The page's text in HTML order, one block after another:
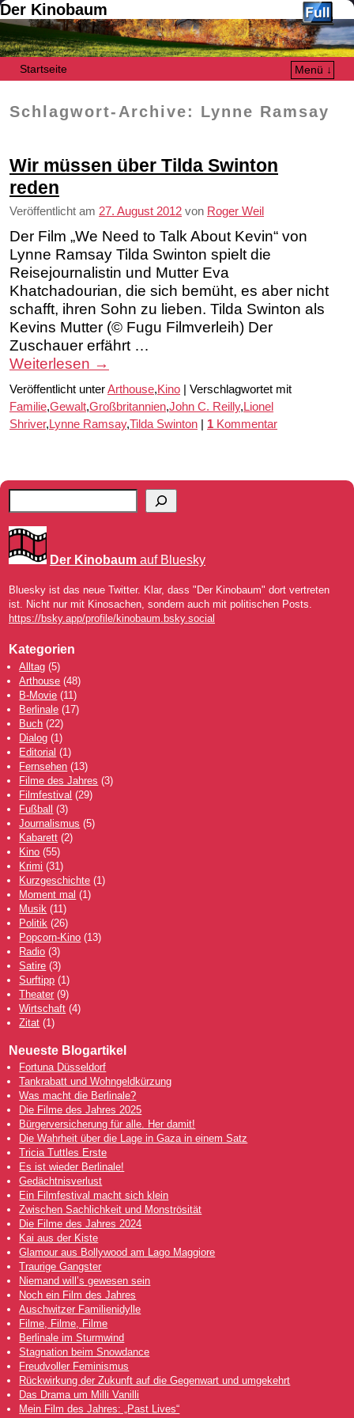
Der Kinobaum
Startseite
Menü ↓
Schlagwort-Archive: Lynne Ramsay
Wir müssen über Tilda Swinton
reden
Veröffentlicht am 27. August 2012 von Roger Weil
Der Film „We Need to Talk About Kevin“ von
Lynne Ramsay Tilda Swinton spielt die
Reisejournalistin und Mutter Eva
Khatchadourian, die sich bemüht, es aber nicht
schafft, ihren Sohn zu lieben. Tilda Swinton als
Kevins Mutter (© Fugu Filmverleih) Der
Zuschauer erfährt …
Weiterlesen →
Veröffentlicht unterArthouse,Kino
Verschlagwortet mit
Familie,Gewalt,Großbritannien,John C. Reilly, Lionel
Shriver, Lynne Ramsay,Tilda Swinton 1 Kommentar
Der Kinobaum auf Bluesky
Bluesky ist das neue Twitter. Klar, dass "Der Kinobaum" dort vertreten
ist. Nicht nur mit Kinosachen, sondern auch mit politischen Posts.
https://bsky.app/profile/kinobaum.bsky.social
Kategorien
Alltag (5)
Arthouse (48)
B-Movie (11)
Berlinale (17)
Buch (22)
Dialog (1)
Editorial (1)
Fernsehen (13)
Filme des Jahres (3)
Filmfestival (29)
Fußball (3)
Journalismus (5)
Kabarett (2)
Kino (55)
Krimi (31)
Kurzgeschichte (1)
Moment mal (1)
Musik (11)
Politik (26)
Popcorn-Kino (13)
Radio (3)
Satire (3)
Surftipp (1)
Theater (9)
Wirtschaft (4)
Zitat (1)
Neueste Blogartikel
Fortuna Düsseldorf
Tankrabatt und Wohngeldkürzung
Was macht die Berlinale?
Die Filme des Jahres 2025
Bürgerversicherung für alle. Her damit!
Die Wahrheit über die Lage in Gaza in einem Satz
Tricia Tuttles Erste
Es ist wieder Berlinale!
Gedächtnisverlust
Ein Filmfestival macht sich klein
Zwischen Sachlichkeit und Monströsität
Die Filme des Jahres 2024
Kai aus der Kiste
Glamour aus Bollywood am Lago Maggiore
Traurige Gangster
Niemand will’s gewesen sein
Noch ein Film des Jahres
Auschwitzer Familienidylle
Filme, Filme, Filme
Berlinale im Sturmwind
Stagnation beim Snowdance
Freudvoller Feminismus
Rückwirkung der Zukunft auf die Gegenwart und umgekehrt
Das Drama um Milli Vanilli
Mein Film des Jahres: „Past Lives“